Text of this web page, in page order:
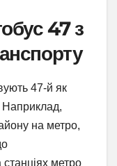
47 з
47-й як
Наприклад,
на метро,
метро